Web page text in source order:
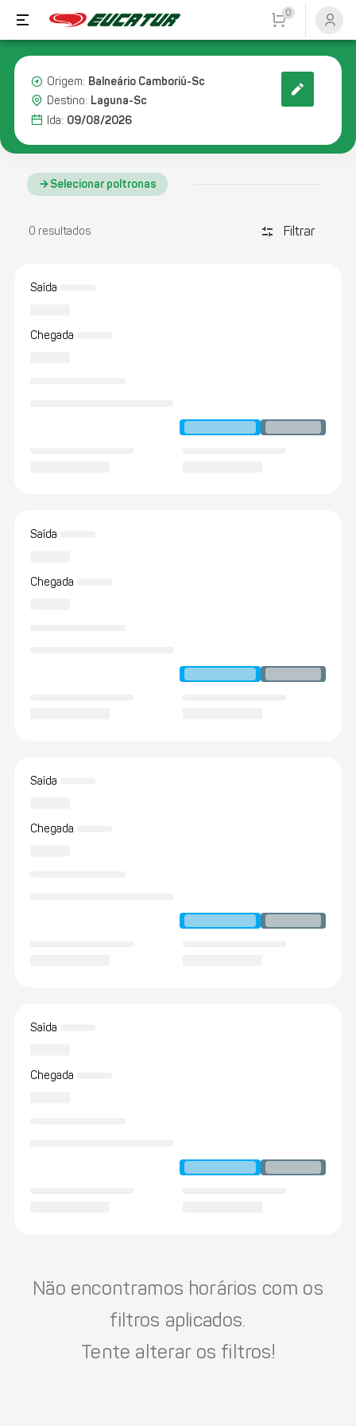
0
Origem: Balneário Camboriú-Sc
Destino: Laguna-Sc
Ida: 09/08/2026
Selecionar poltronas
0 resultados discover_tune Filtrar
Saída
Chegada
Saída
Chegada
Saída
Chegada
Saída
Chegada
Não encontramos horários com os
filtros aplicados.
Tente alterar os filtros!